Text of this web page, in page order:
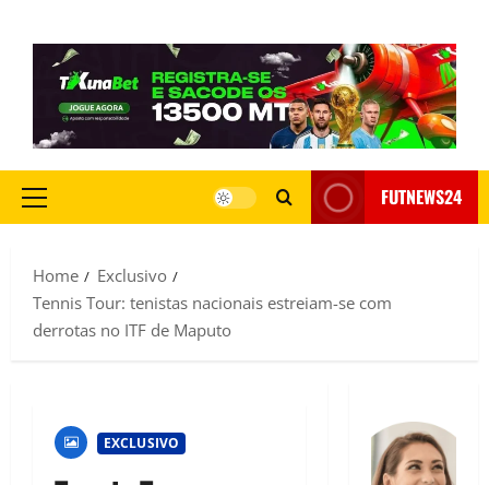
FUTNEWS24
Home
Exclusivo
Tennis Tour: tenistas nacionais estreiam-se com
derrotas no ITF de Maputo
EXCLUSIVO